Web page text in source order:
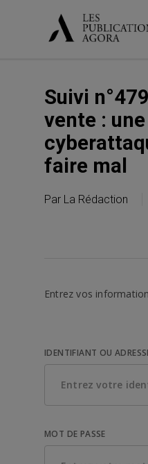
Suivi
vente : une
faire mal
Par La Rédaction
Entrez vos
IDENTIFIANT OU
MOT DE PASSE